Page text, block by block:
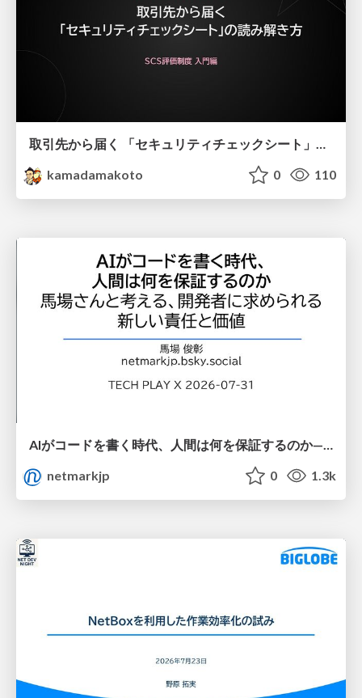
取引先から届く 「セキュリティチェックシート」の読み解き方
kamadamakoto
0 110
AIがコードを書く時代、人間は何を保証するのか———馬場さんと考える、開発者に求められる新しい責任と価値 - TECH PLAY
netmarkjp
0 1.3k